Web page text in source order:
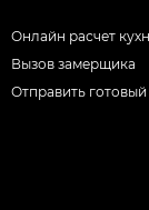
Онлайн расчет
Вызов замерщика
Отправить